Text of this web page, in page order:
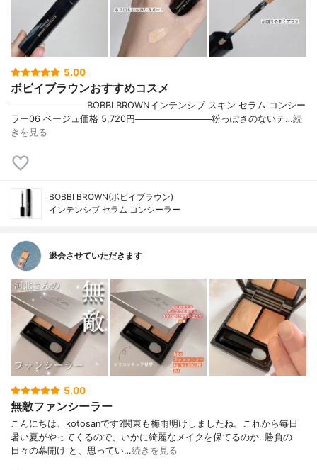
5.00
ボビイブラウンおすすめコスメ
────────────BOBBI BROWNインテンシブ スキン セラム コンシー
ラー06 ベージュ価格 5,720円────────────粉っぽさのないテ…続
きを見る
BOBBI BROWN(ボビイブラウン)
インテンシブ セラム コンシーラー
退会させていただきます
5.00
無敵ファンシーラー
こんにちは、kotosanです?関東も梅雨明けしましたね。これから毎日
暑い夏がやってくるので、いかに綺麗なメイクを保てるのか..勝負の
日々の幕開け と、思ってい…続きを見る